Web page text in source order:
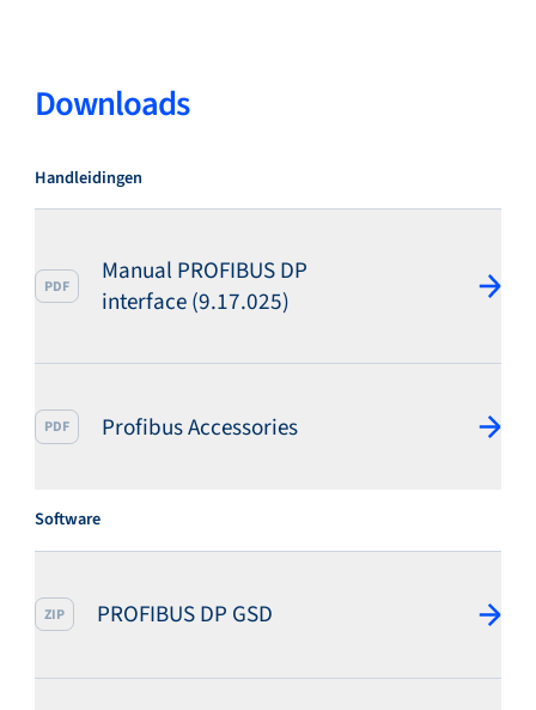
Academy
Bronkhorst
Downloads
Handleidingen
PDF
Manual PROFIBUS DP
interface (9.17.025)
PDF Profibus Accessories
Software
ZIP PROFIBUS DP GSD